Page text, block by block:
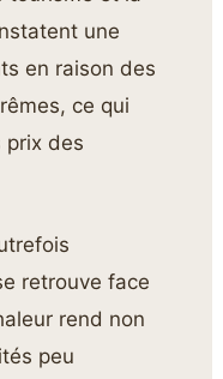
une
en raison des
ce qui
prix des
retrouve face
rend non
peu